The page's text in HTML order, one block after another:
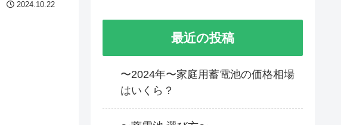
2024.10.22
最近の投稿
〜2024年〜家庭用蓄電池の価格相場
はいくら？